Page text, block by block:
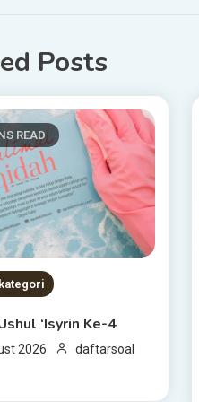
Posts
READ
‘Isyrin Ke-4
2026 daftarsoal